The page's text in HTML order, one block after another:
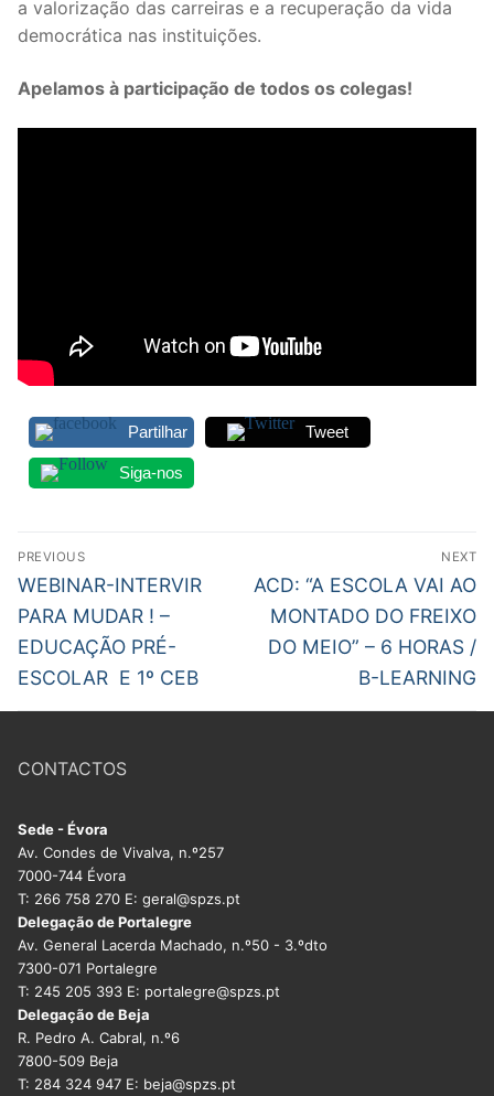
PROFESSORES CONTRATADOS
Contactos
a valorização das carreiras e a recuperação da vida
democrática nas instituições.
Apelamos à participação de todos os colegas!
Partilhar Tweet
Siga-nos
Navegação
de
artigos
PREVIOUS
Previous
post:
WEBINAR-INTERVIR
PARA MUDAR ! –
EDUCAÇÃO PRÉ-
ESCOLAR E 1º CEB
NEXT
Next
post:
ACD: “A ESCOLA VAI AO
MONTADO DO FREIXO
DO MEIO” – 6 HORAS /
B-LEARNING
CONTACTOS
Sede - Évora
Av. Condes de Vivalva, n.º257
7000-744 Évora
T: 266 758 270 E: geral@spzs.pt
Delegação de Portalegre
Av. General Lacerda Machado, n.º50 - 3.ºdto
7300-071 Portalegre
T: 245 205 393 E: portalegre@spzs.pt
Delegação de Beja
R. Pedro A. Cabral, n.º6
7800-509 Beja
T: 284 324 947 E: beja@spzs.pt